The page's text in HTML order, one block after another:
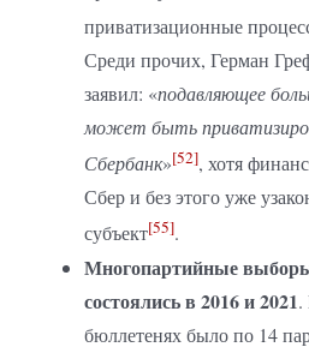
приватизационные
Среди прочих, Герман
заявил: «подавляющее
может быть
Сбербанк»[52], хотя
Сбер и без этого уже
субъект[55].
Многопартийные
состоялись в 2016 и 2021.
бюллетенях было по 14